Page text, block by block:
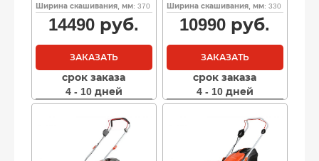
Ширина скашивания, мм: 370
14490 руб.
ЗАКАЗАТЬ
срок заказа
4 - 10 дней
Ширина скашивания, мм: 330
10990 руб.
ЗАКАЗАТЬ
срок заказа
4 - 10 дней